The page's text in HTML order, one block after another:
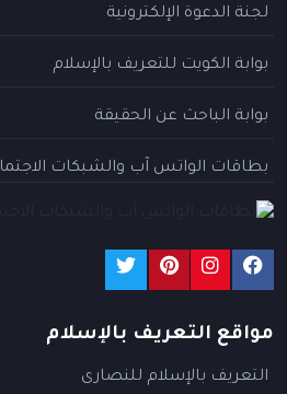
لجنة الدعوة الإلكترونية
بوابة الكويت للتعريف بالإسلام
بوابة الباحث عن الحقيقة
بطاقات الواتس آب والشبكات
مواقع التعريف بالإسلام
التعريف بالإسلام للنصارى